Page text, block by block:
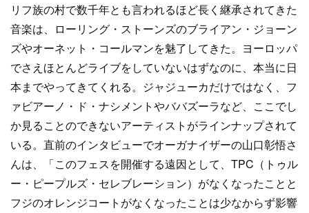
リフ族の村で数千年とも言われるほど長く継承されてきた
音楽は、ローリング・ストーンズのブライアン・ジョーン
ズやオーネット・コールマンを魅了してきた。ヨーロッパ
でさえほとんどライブをしていないはずなのに、本当に日
本までやってきてくれる。ジャジューカだけではなく、フ
ァビアーノ・ド・ナシメントやババズーラなど、ここでし
か見ることのできないアーティストがラインナップされて
いる。直前のインタビューでオーガナイザーの山口彰悟さ
んは、「このフェスを開催する遠因として、TPC（トゥル
ー・ピープルズ・セレブレーション）がなくなったことと
フジのオレンジコートがなくなったことは少なからず影響